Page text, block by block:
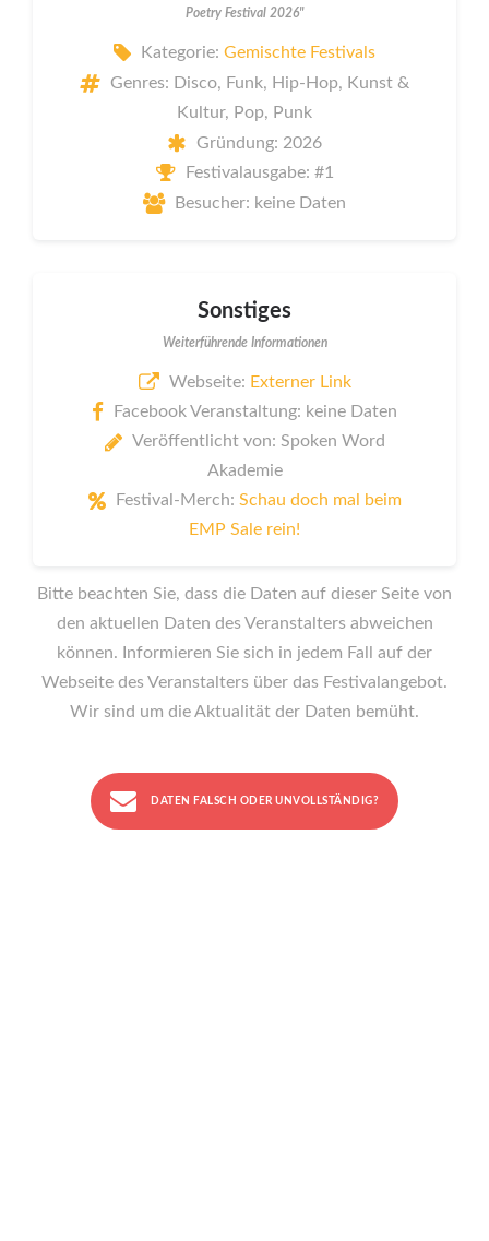
Poetry Festival 2026"
Kategorie: Gemischte Festivals
Genres: Disco, Funk, Hip-Hop, Kunst &
Kultur, Pop, Punk
Gründung: 2026
Festivalausgabe: #1
Besucher: keine Daten
Sonstiges
Weiterführende Informationen
Webseite: Externer Link
Facebook Veranstaltung: keine Daten
Veröffentlicht von: Spoken Word
Akademie
Festival-Merch: Schau doch mal beim
EMP Sale rein!
Bitte beachten Sie, dass die Daten auf dieser Seite von
den aktuellen Daten des Veranstalters abweichen
können. Informieren Sie sich in jedem Fall auf der
Webseite des Veranstalters über das Festivalangebot.
Wir sind um die Aktualität der Daten bemüht.
DATEN FALSCH ODER UNVOLLSTÄNDIG?